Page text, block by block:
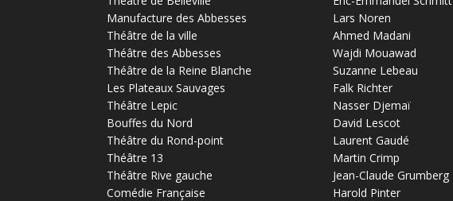
Manufacture des Abbesses
Théâtre de la ville
Théâtre des Abbesses
Théâtre de la Reine Blanche
Les Plateaux Sauvages
Théâtre Lepic
Bouffes du Nord
Théâtre du Rond-point
Théâtre 13
Théâtre Rive gauche
Comédie Française
Lars Noren
Ahmed Madani
Wajdi Mouawad
Suzanne Lebeau
Falk Richter
Nasser Djemaï
David Lescot
Laurent Gaudé
Martin Crimp
Jean-Claude Grumberg
Harold Pinter